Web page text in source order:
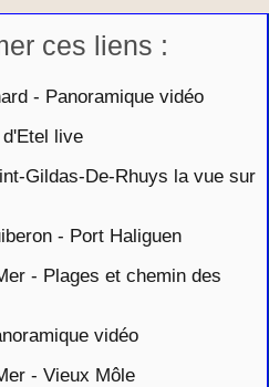
ces liens :
- Panoramique vidéo
live
Gildas-De-Rhuys la vue sur
- Port Haliguen
- Plages et chemin des
vidéo
- Vieux Môle